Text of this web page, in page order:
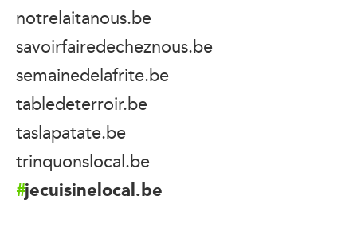
notrelaitanous.be
savoirfairedecheznous.be
semainedelafrite.be
tabledeterroir.be
taslapatate.be
trinquonslocal.be
jecuisinelocal.be